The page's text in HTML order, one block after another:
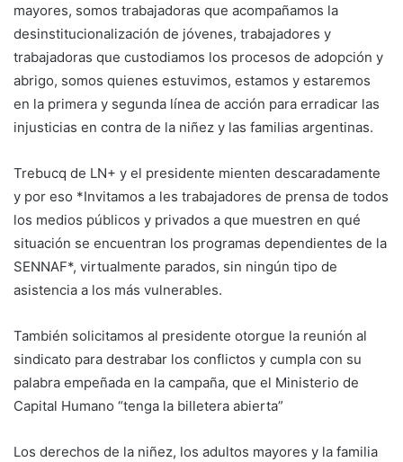
mayores, somos trabajadoras que acompañamos la
desinstitucionalización de jóvenes, trabajadores y
trabajadoras que custodiamos los procesos de adopción y
abrigo, somos quienes estuvimos, estamos y estaremos
en la primera y segunda línea de acción para erradicar las
injusticias en contra de la niñez y las familias argentinas.
Trebucq de LN+ y el presidente mienten descaradamente
y por eso *Invitamos a les trabajadores de prensa de todos
los medios públicos y privados a que muestren en qué
situación se encuentran los programas dependientes de la
SENNAF*, virtualmente parados, sin ningún tipo de
asistencia a los más vulnerables.
También solicitamos al presidente otorgue la reunión al
sindicato para destrabar los conflictos y cumpla con su
palabra empeñada en la campaña, que el Ministerio de
Capital Humano “tenga la billetera abierta”
Los derechos de la niñez, los adultos mayores y la familia